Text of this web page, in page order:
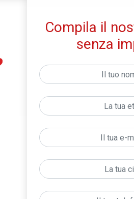
Compila il
senza